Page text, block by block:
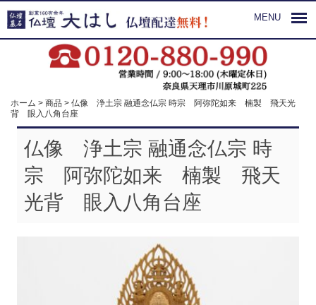
MENU
ホーム > 商品 > 仏像 浄土宗 融通念仏宗 時宗 阿弥陀如来 楠製 飛天光
背 眼入八角台座
仏像 浄土宗 融通念仏宗 時
宗 阿弥陀如来 楠製 飛天
光背 眼入八角台座